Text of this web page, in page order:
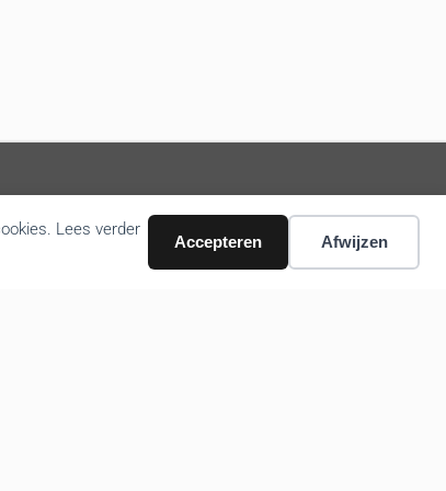
Lees verder
Accepteren Afwijzen
ons nieuws via email